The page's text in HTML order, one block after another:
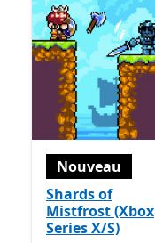
Nouveau
Shards of
Mistfrost (Xbox
Series X/S)